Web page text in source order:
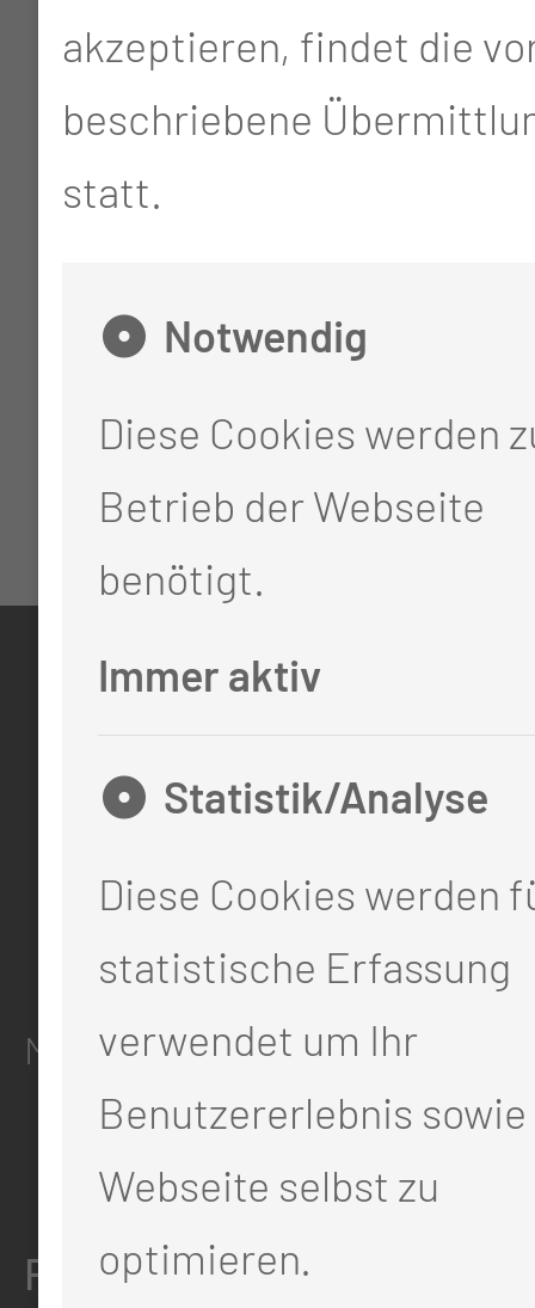
KONTAKT
info@mul-ct.de
mul-ct.de
ADRESSE
Medizinische Universität
Thiemstr. 111
03048 Cottbus
RECHTLICHES
akzeptieren, findet die
beschriebene
statt.
Notwendig
Diese Cookies werden
Betrieb der Webseite
benötigt.
Immer aktiv
Statistik/Analyse
Diese Cookies werden
statistische Erfassung
verwendet um Ihr
Benutzererlebnis
Webseite selbst zu
optimieren.